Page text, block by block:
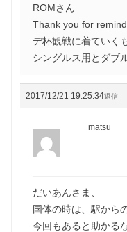
ROMさん
Thank you for
デ杯観戦に着ていく
シングルス用とダブ
2017/12/21 19:25:34返信
matsu
だいあんさま、
国体の時は、駅から
今回もあると助かる